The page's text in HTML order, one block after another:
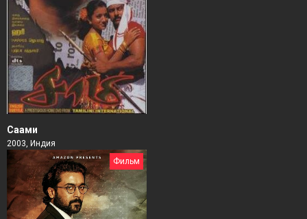
Саами
2003, Индия
Фильм